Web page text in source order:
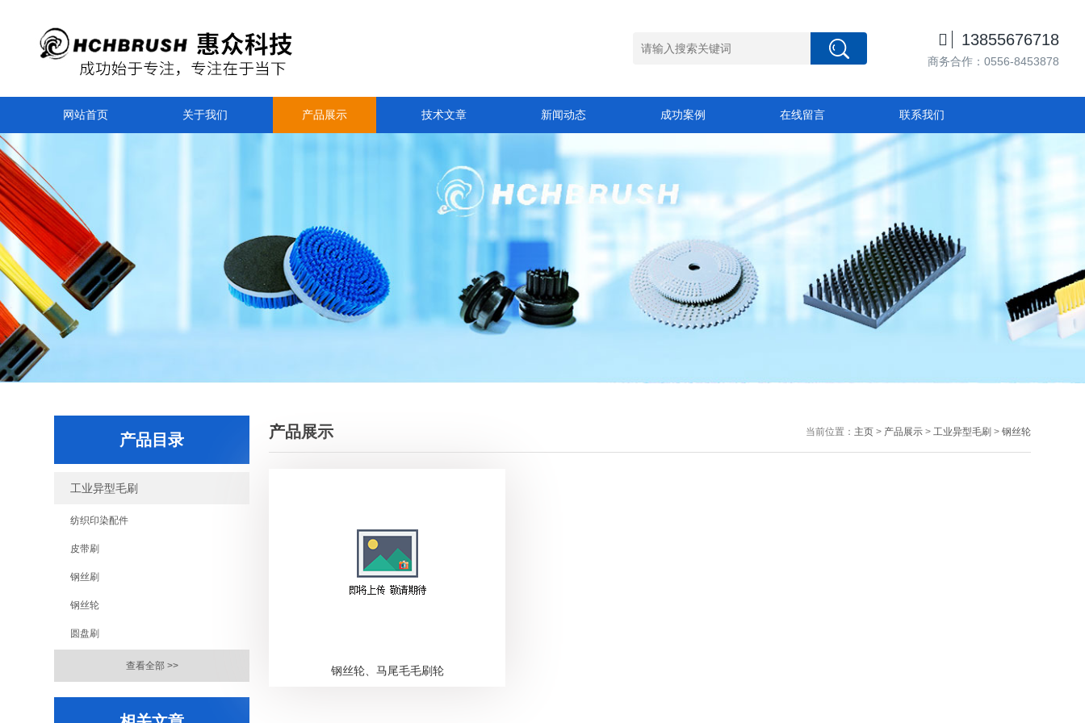
 13855676718
商务合作：0556-8453878
网站首页 关于我们 产品展示 技术文章 新闻动态 成功案例 在线留言 联系我们
产品目录
工业异型毛刷
纺织印染配件
皮带刷
钢丝刷
钢丝轮
圆盘刷
查看全部 >>
产品展示 当前位置： 主页> 产品展示> 工业异型毛刷 > 钢丝轮
钢丝轮、马尾毛毛刷轮